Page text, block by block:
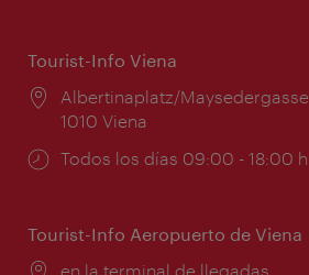
Tourist-Info Viena
Lugar:
Albertinaplatz/Maysedergasse
1010 Viena
Horarios
Todos los días 09:00 - 18:00 h
Tourist-Info Aeropuerto de Viena
Lugar:
en la terminal de llegadas